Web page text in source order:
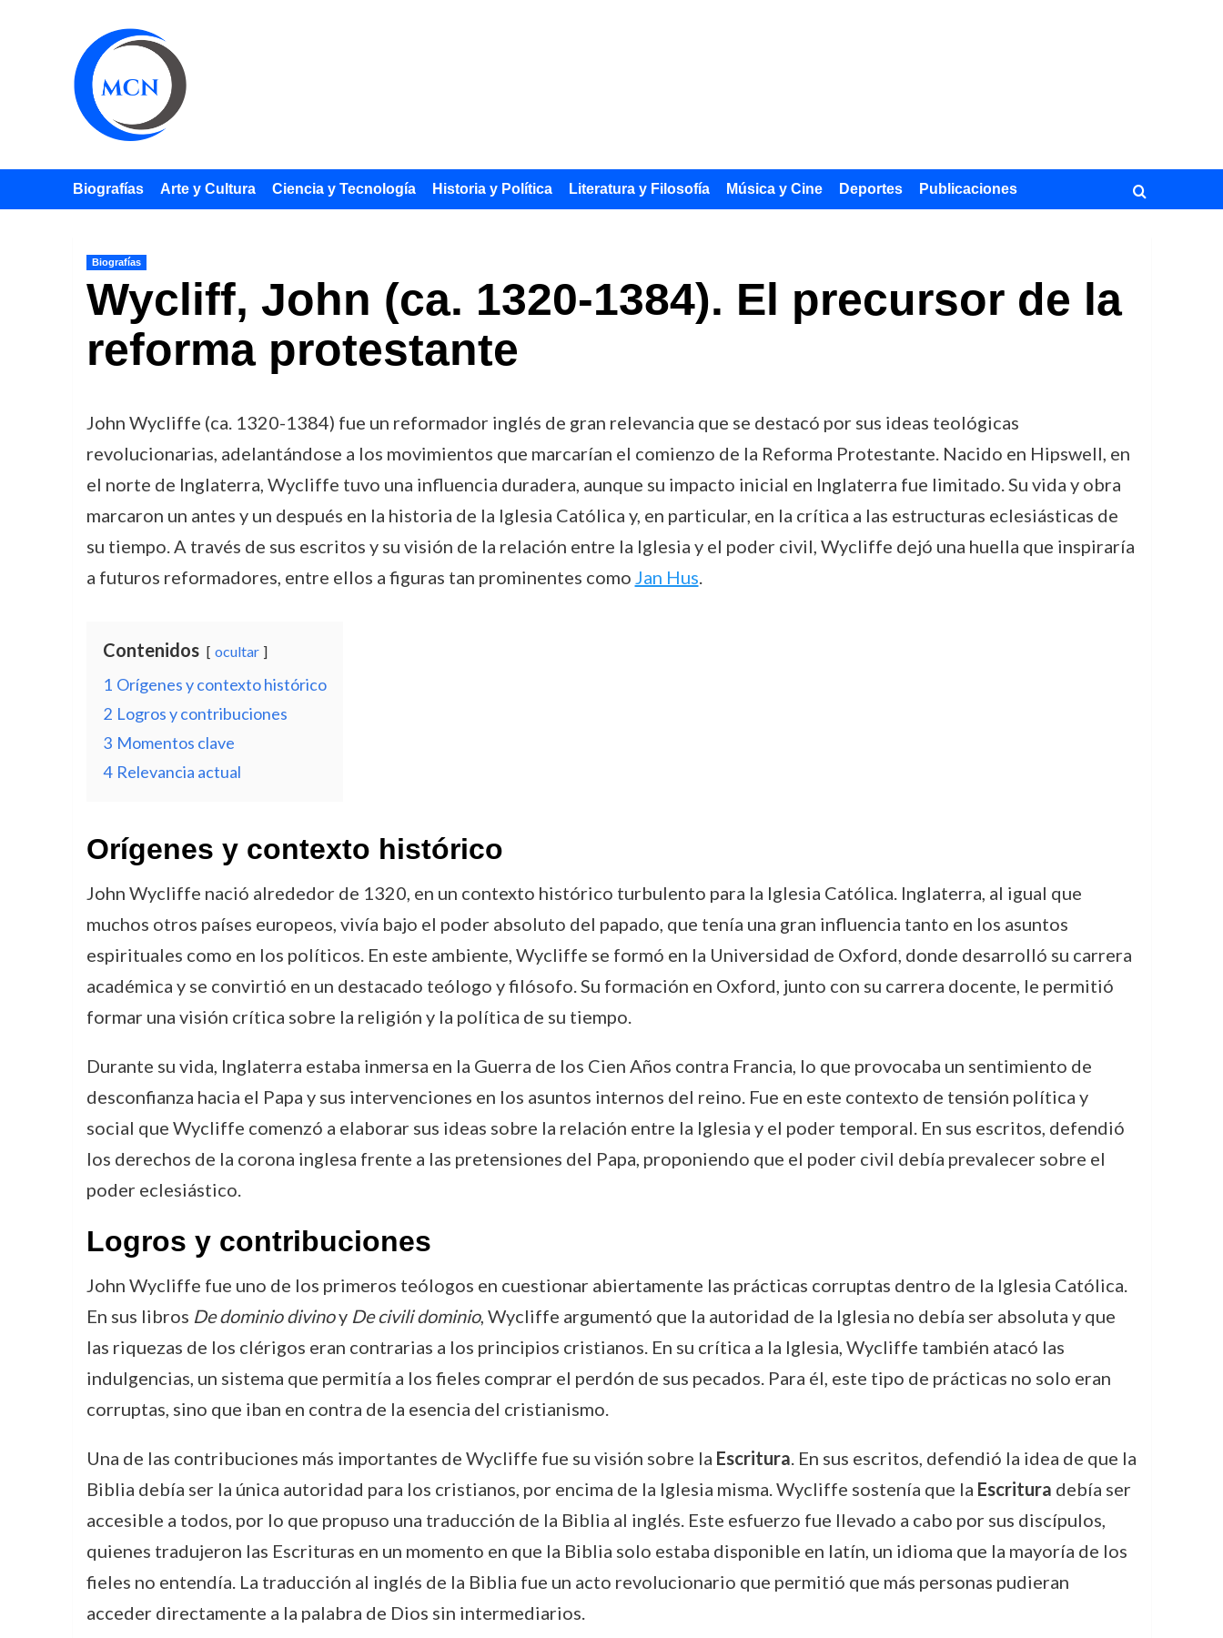
Biografías Arte y Cultura Ciencia y Tecnología Historia y Política Literatura y Filosofía Música y Cine Deportes Publicaciones
Biografías
Wycliff, John (ca. 1320-1384). El precursor de la
reforma protestante
John Wycliffe (ca. 1320-1384) fue un reformador inglés de gran relevancia que se destacó por sus ideas teológicas
revolucionarias, adelantándose a los movimientos que marcarían el comienzo de la Reforma Protestante. Nacido en Hipswell, en
el norte de Inglaterra, Wycliffe tuvo una influencia duradera, aunque su impacto inicial en Inglaterra fue limitado. Su vida y obra
marcaron un antes y un después en la historia de la Iglesia Católica y, en particular, en la crítica a las estructuras eclesiásticas de
su tiempo. A través de sus escritos y su visión de la relación entre la Iglesia y el poder civil, Wycliffe dejó una huella que inspiraría
a futuros reformadores, entre ellos a figuras tan prominentes como Jan Hus.
Contenidos ocultar
1 Orígenes y contexto histórico
2 Logros y contribuciones
3 Momentos clave
4 Relevancia actual
Orígenes y contexto histórico
John Wycliffe nació alrededor de 1320, en un contexto histórico turbulento para la Iglesia Católica. Inglaterra, al igual que
muchos otros países europeos, vivía bajo el poder absoluto del papado, que tenía una gran influencia tanto en los asuntos
espirituales como en los políticos. En este ambiente, Wycliffe se formó en la Universidad de Oxford, donde desarrolló su carrera
académica y se convirtió en un destacado teólogo y filósofo. Su formación en Oxford, junto con su carrera docente, le permitió
formar una visión crítica sobre la religión y la política de su tiempo.
Durante su vida, Inglaterra estaba inmersa en la Guerra de los Cien Años contra Francia, lo que provocaba un sentimiento de
desconfianza hacia el Papa y sus intervenciones en los asuntos internos del reino. Fue en este contexto de tensión política y
social que Wycliffe comenzó a elaborar sus ideas sobre la relación entre la Iglesia y el poder temporal. En sus escritos, defendió
los derechos de la corona inglesa frente a las pretensiones del Papa, proponiendo que el poder civil debía prevalecer sobre el
poder eclesiástico.
Logros y contribuciones
John Wycliffe fue uno de los primeros teólogos en cuestionar abiertamente las prácticas corruptas dentro de la Iglesia Católica.
En sus libros De dominio divinoy De civili dominio, Wycliffe argumentó que la autoridad de la Iglesia no debía ser absoluta y que
las riquezas de los clérigos eran contrarias a los principios cristianos. En su crítica a la Iglesia, Wycliffe también atacó las
indulgencias, un sistema que permitía a los fieles comprar el perdón de sus pecados. Para él, este tipo de prácticas no solo eran
corruptas, sino que iban en contra de la esencia del cristianismo.
Una de las contribuciones más importantes de Wycliffe fue su visión sobre la Escritura. En sus escritos, defendió la idea de que la
Biblia debía ser la única autoridad para los cristianos, por encima de la Iglesia misma. Wycliffe sostenía que la Escritura debía ser
accesible a todos, por lo que propuso una traducción de la Biblia al inglés. Este esfuerzo fue llevado a cabo por sus discípulos,
quienes tradujeron las Escrituras en un momento en que la Biblia solo estaba disponible en latín, un idioma que la mayoría de los
fieles no entendía. La traducción al inglés de la Biblia fue un acto revolucionario que permitió que más personas pudieran
acceder directamente a la palabra de Dios sin intermediarios.